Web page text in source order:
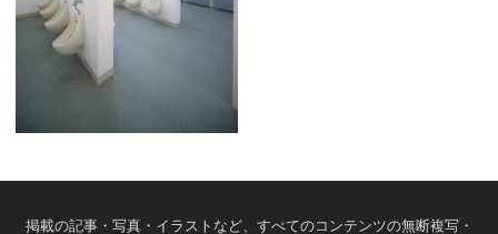
掲載の記事・写真・イラストなど、すべてのコンテンツの無断複写・